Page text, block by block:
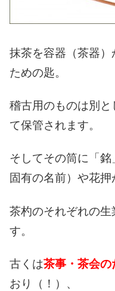
抹茶を容器（茶器
ための匙。
稽古用のものは別と
て保管されます。
そしてその筒に「
固有の名前）や花押
茶杓のそれぞれの生
す。
古くは茶事・茶会の
おり（！）、